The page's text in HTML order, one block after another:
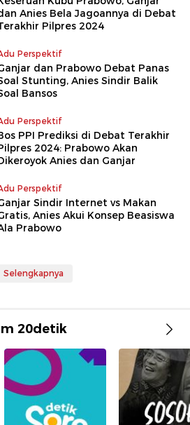
Anies Bela Jagoannya di Debat
Pilpres 2024
Perspektif
dan Prabowo Debat Panas
Stunting, Anies Sindir Balik
Bansos
Perspektif
PPI Prediksi di Debat Terakhir
2024: Prabowo Akan
Anies dan Ganjar
Perspektif
Sindir Internet vs Makan
Anies Akui Konsep Beasiswa
Prabowo
Selengkapnya
20detik